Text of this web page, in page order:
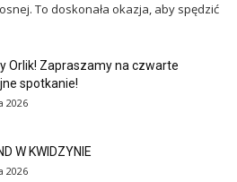
To doskonała okazja, aby spędzić
Orlik! Zapraszamy na czwarte
spotkanie!
2026
W KWIDZYNIE
2026